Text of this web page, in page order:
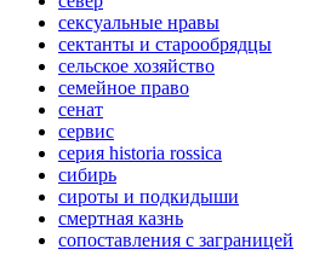
сексуальные нравы
сектанты и старообрядцы
сельское хозяйство
семейное право
сенат
сервис
серия historia rossica
сибирь
сироты и подкидыши
смертная казнь
сопоставления с заграницей